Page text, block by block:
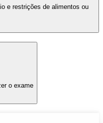
e restrições de alimentos ou
o exame